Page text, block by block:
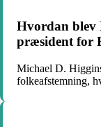
Hvordan blev
præsident for
Michael D.
folkeafstemning,